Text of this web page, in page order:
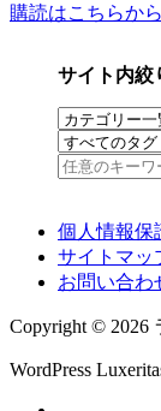
購読はこちらから
サイト内絞
個人情報保
サイトマッ
お問い合わ
Copyright © 2026
WordPress